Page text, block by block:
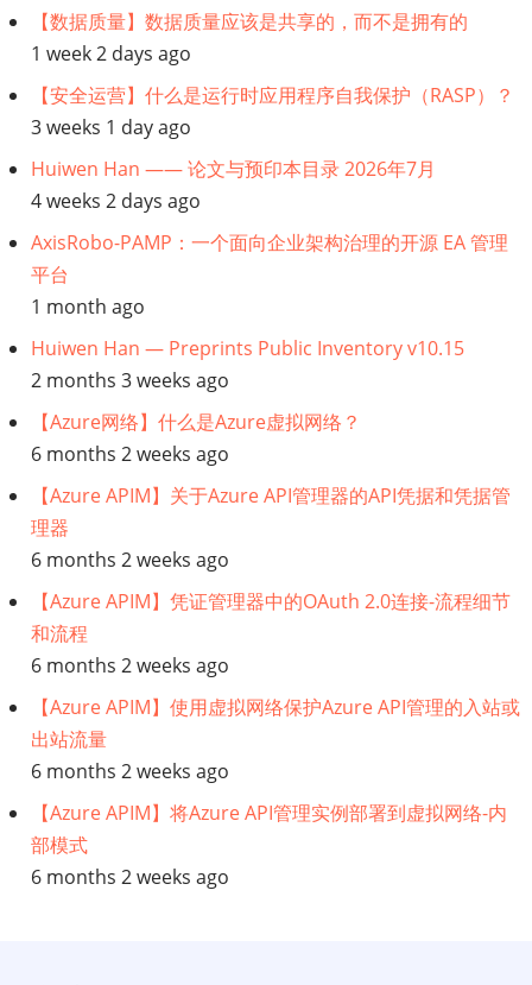
步
骤
来
处
GDPR
【数据质量】数据质量应该是共享的，而不是拥有的
1 week 2 days ago
【安全运营】什么是运行时应用程序自我保护（RASP）？
3 weeks 1 day ago
Huiwen Han —— 论文与预印本目录 2026年7月
4 weeks 2 days ago
AxisRobo-PAMP：一个面向企业架构治理的开源 EA 管理
平台
1 month ago
Huiwen Han — Preprints Public Inventory v10.15
2 months 3 weeks ago
【Azure网络】什么是Azure虚拟网络？
6 months 2 weeks ago
【Azure APIM】关于Azure API管理器的API凭据和凭据管
理器
6 months 2 weeks ago
【Azure APIM】凭证管理器中的OAuth 2.0连接-流程细节
和流程
6 months 2 weeks ago
【Azure APIM】使用虚拟网络保护Azure API管理的入站或
出站流量
6 months 2 weeks ago
【Azure APIM】将Azure API管理实例部署到虚拟网络-内
部模式
6 months 2 weeks ago